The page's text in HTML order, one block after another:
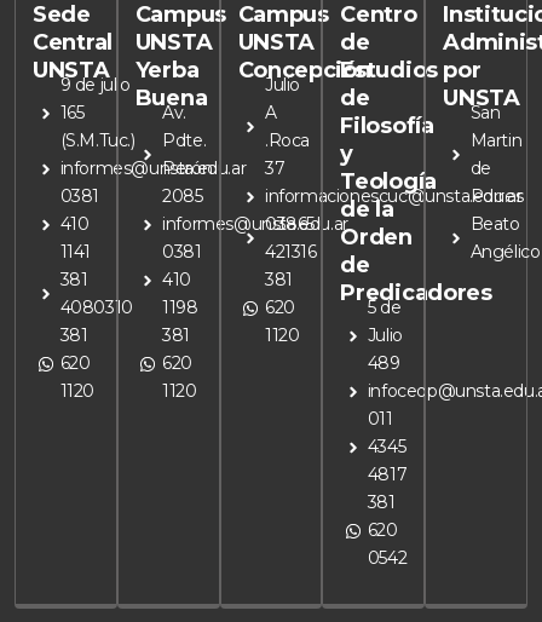
Sede
Central
UNSTA
9 de julio
165
(S.M.Tuc.)
informes@unsta.edu.ar
0381
410
1141
381
4080310
381
620
1120
Campus
UNSTA
Yerba
Buena
Av.
Pdte.
Perón
2085
informes@unsta.edu.ar
0381
410
1198
381
620
1120
Campus
UNSTA
Concepción
Julio
A
.Roca
37
informacionescuc@unsta.edu.ar
03865
421316
381
620
1120
Centro
de
Estudios
de
Filosofía
y
Teología
de la
Orden
de
Predicadores
5 de
Julio
489
011
4345
4817
381
620
0542
por
UNSTA
San
Martin
de
Porres
Beato
Angélico